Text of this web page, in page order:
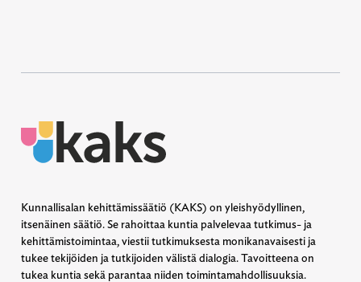
Kunnallisalan kehittämissäätiö (KAKS) on yleishyödyllinen,
itsenäinen säätiö. Se rahoittaa kuntia palvelevaa tutkimus- ja
kehittämistoimintaa, viestii tutkimuksesta monikanavaisesti ja
tukee tekijöiden ja tutkijoiden välistä dialogia. Tavoitteena on
tukea kuntia sekä parantaa niiden toimintamahdollisuuksia.